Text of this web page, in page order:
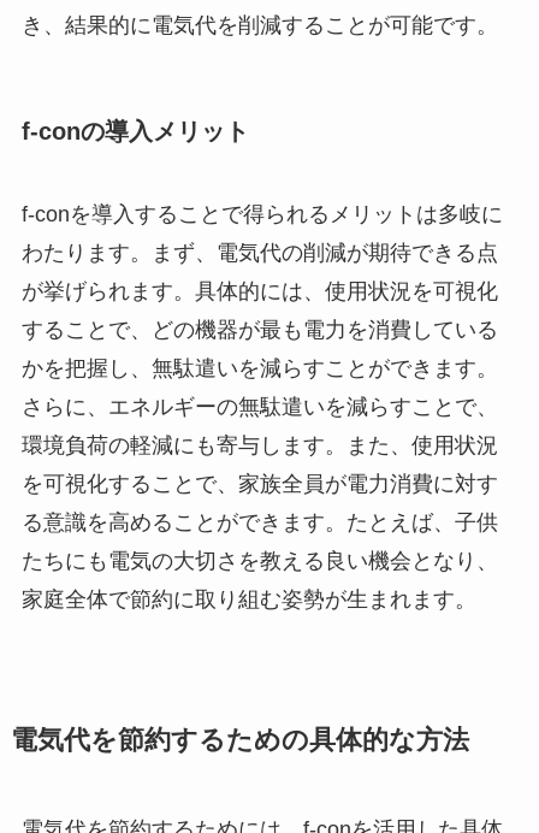
き、結果的に電気代を削減することが可能です。
f-conの導入メリット
f-conを導入することで得られるメリットは多岐に
わたります。まず、電気代の削減が期待できる点
が挙げられます。具体的には、使用状況を可視化
することで、どの機器が最も電力を消費している
かを把握し、無駄遣いを減らすことができます。
さらに、エネルギーの無駄遣いを減らすことで、
環境負荷の軽減にも寄与します。また、使用状況
を可視化することで、家族全員が電力消費に対す
る意識を高めることができます。たとえば、子供
たちにも電気の大切さを教える良い機会となり、
家庭全体で節約に取り組む姿勢が生まれます。
電気代を節約するための具体的な方法